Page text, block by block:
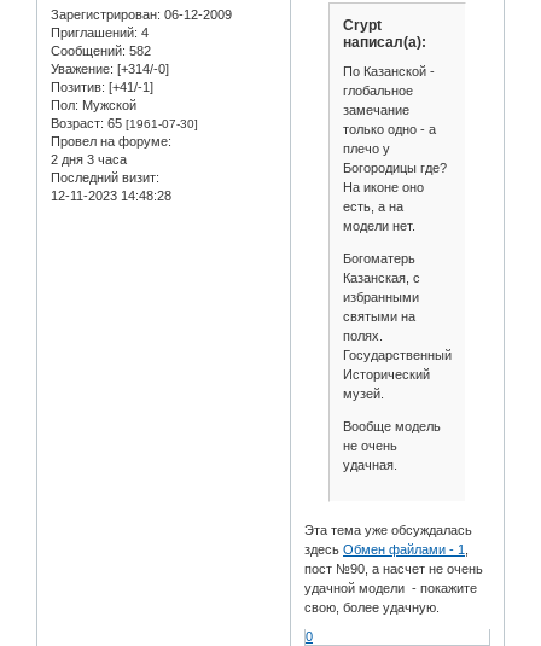
Зарегистрирован: 06-12-2009
Приглашений: 4
Сообщений: 582
Уважение: [+314/-0]
Позитив: [+41/-1]
Пол: Мужской
Возраст: 65 [1961-07-30]
Провел на форуме:
2 дня 3 часа
Последний визит:
12-11-2023 14:48:28
Crypt
написал(а):
По Казанской -
глобальное
замечание
только одно - а
плечо у
Богородицы где?
На иконе оно
есть, а на
модели нет.
Богоматерь
Казанская, с
избранными
святыми на
полях.
Государственный
Исторический
музей.
Вообще модель
не очень
удачная.
Эта тема уже обсуждалась
здесьОбмен файлами - 1
пост №90, а насчет не очень
удачной модели - покажите
свою, более удачную.
0